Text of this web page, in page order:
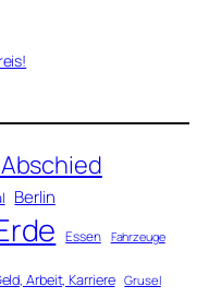
Berlin
Essen Fahrzeuge
Arbeit, Karriere Grusel